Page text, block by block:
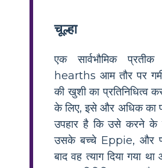
चूल्हा
एक सार्वभौमिक
hearths आम तौर पर
की खुशी का प्रतिनिधित्व
के लिए, इसे और अधिक का
उपहार है कि उसे करने के
उसके बच्चे Eppie, और
बाद वह त्याग दिया गया